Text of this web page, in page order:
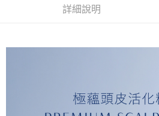
每筆NT$90，滿NT$3,000(含以上)免運費
詳細說明